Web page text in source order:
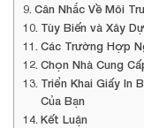
Cân Nhắc Về Môi
Tùy Biến và Xây
Các Trường Hợp
Chọn Nhà Cung
Triển Khai Giấy In
Của Bạn
Kết Luận